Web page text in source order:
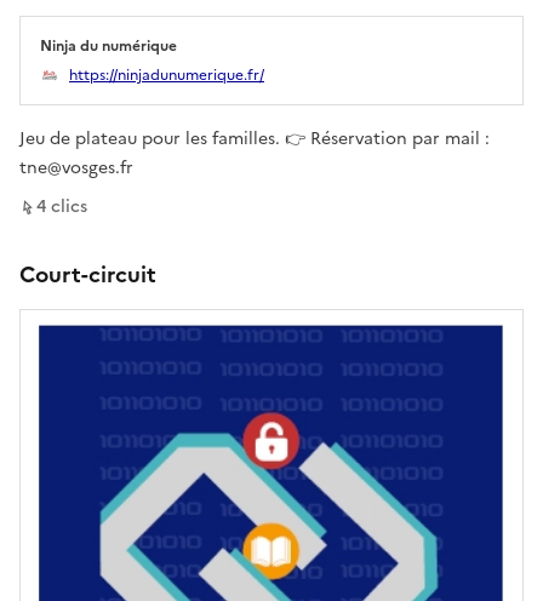
Ninja du numérique
Ouverture dans un nouvel onglet
https://ninjadunumerique.fr/
Jeu de plateau pour les familles. 👉 Réservation par mail :
tne@vosges.fr
4clics
sur ce lien
Court-circuit